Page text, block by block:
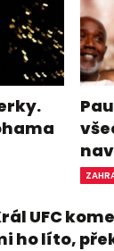
UFC
ho líto,